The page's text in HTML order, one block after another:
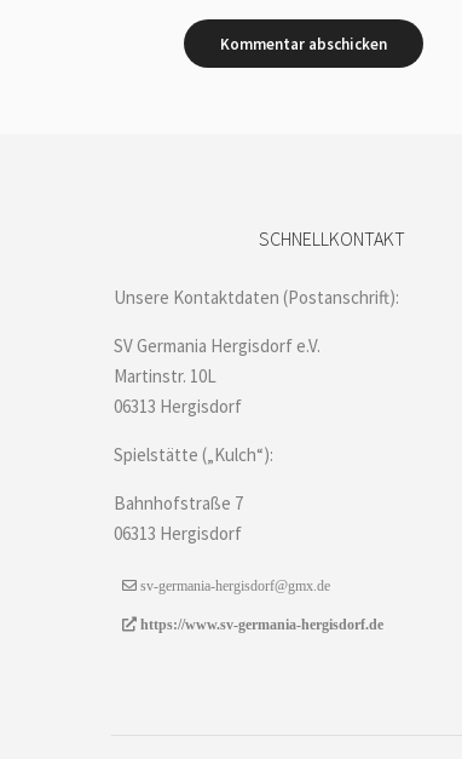
SCHNELLKONTAKT
Unsere Kontaktdaten (Postanschrift):
SV Germania Hergisdorf e.V.
Martinstr. 10L
06313 Hergisdorf
Spielstätte („Kulch“):
Bahnhofstraße 7
06313 Hergisdorf
sv-germania-hergisdorf@gmx.de
https://www.sv-germania-hergisdorf.de